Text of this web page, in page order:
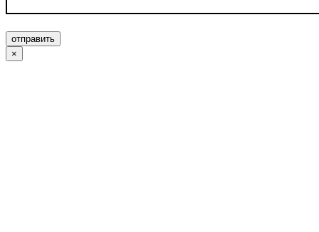
отправить
×